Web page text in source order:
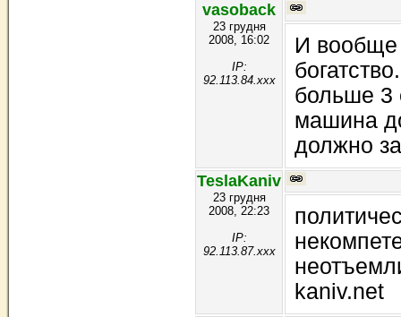
vasoback
23 грудня
2008, 16:02
IP:
92.113.84.xxx
И вообще
больше 3
машина
должно
TeslaKaniv
23 грудня
2008, 22:23
IP:
92.113.87.xxx
kaniv.net